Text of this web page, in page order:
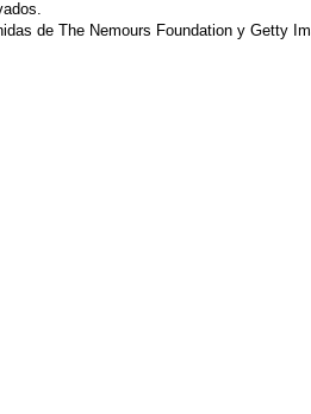
de The Nemours Foundation y Getty